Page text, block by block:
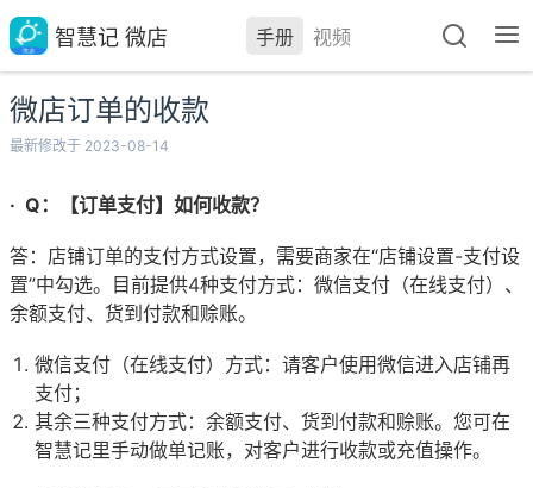
智慧记 微店 手册 视频
微店订单的收款
最新修改于 2023-08-14
· Q：【订单支付】如何收款？
答：店铺订单的支付方式设置，需要商家在“店铺设置-支付设
置”中勾选。目前提供4种支付方式：微信支付（在线支付）、
余额支付、货到付款和赊账。
微信支付（在线支付）方式：请客户使用微信进入店铺再
支付；
其余三种支付方式：余额支付、货到付款和赊账。您可在
智慧记里手动做单记账，对客户进行收款或充值操作。